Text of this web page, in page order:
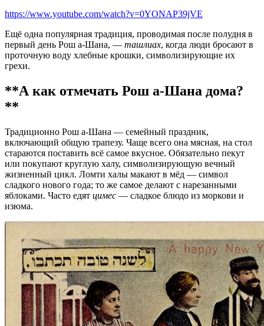
https://www.youtube.com/watch?v=0YONAP39jVE
Ещё одна популярная традиция, проводимая после полудня в
первый день Рош а-Шана, — ташлиах, когда люди бросают в
проточную воду хлебные крошки, символизирующие их
грехи.
**А как отмечать Рош а-Шана дома?
**
Традиционно Рош а-Шана — семейный праздник,
включающий общую трапезу. Чаще всего она мясная, на стол
стараются поставить всё самое вкусное. Обязательно пекут
или покупают круглую халу, символизирующую вечный
жизненный цикл. Ломти халы макают в мёд — символ
сладкого нового года; то же самое делают с нарезанными
яблоками. Часто едят цимес — сладкое блюдо из моркови и
изюма.